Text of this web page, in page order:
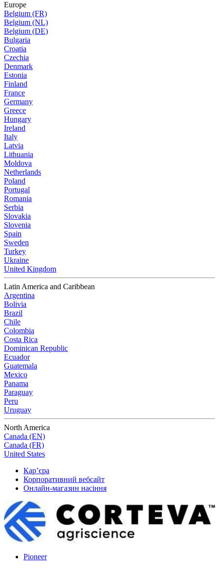
Europe
Belgium (FR)
Belgium (NL)
Belgium (DE)
Bulgaria
Croatia
Czechia
Denmark
Estonia
Finland
France
Germany
Greece
Hungary
Ireland
Italy
Latvia
Lithuania
Moldova
Netherlands
Poland
Portugal
Romania
Serbia
Slovakia
Slovenia
Spain
Sweden
Turkey
Ukraine
United Kingdom
Latin America and Caribbean
Argentina
Bolivia
Brazil
Chile
Colombia
Costa Rica
Dominican Republic
Ecuador
Guatemala
Mexico
Panama
Paraguay
Peru
Uruguay
North America
Canada (EN)
Canada (FR)
United States
Кар’єра
Корпоративний вебсайт
Онлайн-магазин насіння
Pioneer